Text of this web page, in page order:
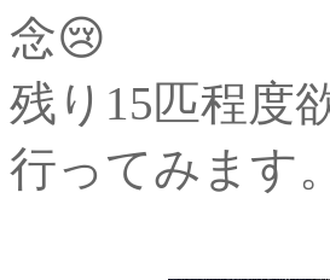
念😢
残り15匹程度
行ってみます。